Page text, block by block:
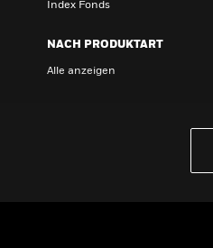
Index Fonds
NACH PRODUKTART
Alle anzeigen